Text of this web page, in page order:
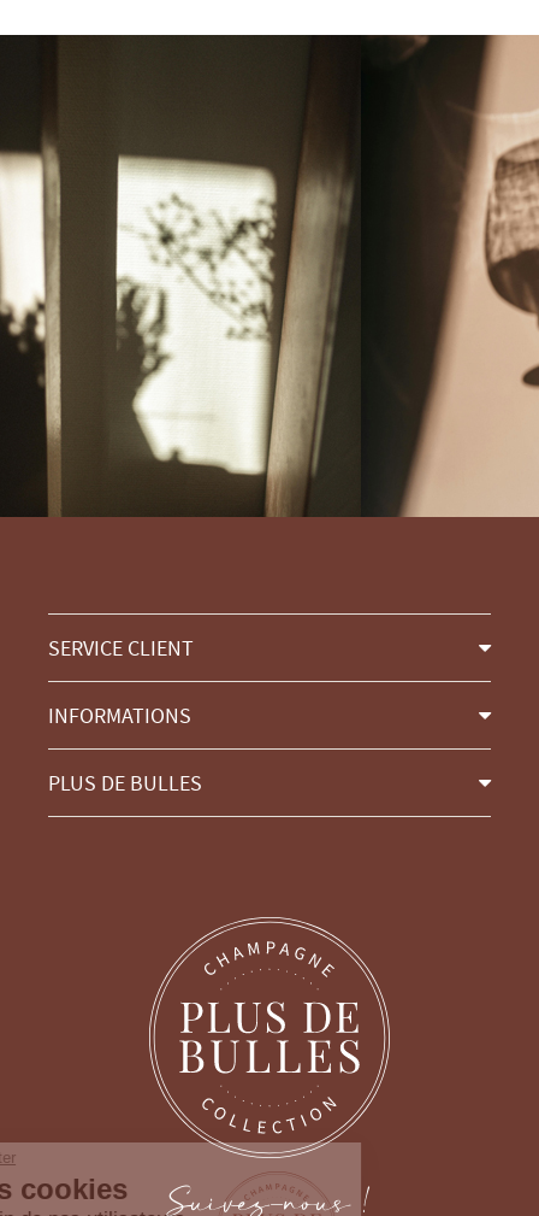
SERVICE CLIENT
INFORMATIONS
PLUS DE BULLES
Suivez-nous !
Gestion des cookies